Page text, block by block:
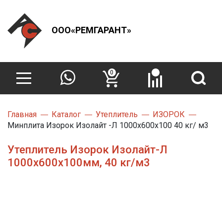
ООО«РЕМГАРАНТ»
0
Главная Каталог Утеплитель
ИЗОРОК
Минплита Изорок Изолайт -Л 1000х600х100 40 кг/ м3
Утеплитель Изорок Изолайт-Л
1000х600х100мм, 40 кг/м3